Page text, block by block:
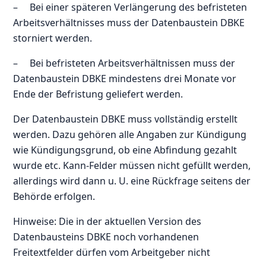
– Bei einer späteren Verlängerung des befristeten
Arbeitsverhältnisses muss der Datenbaustein DBKE
storniert werden.
– Bei befristeten Arbeitsverhältnissen muss der
Datenbaustein DBKE mindestens drei Monate vor
Ende der Befristung geliefert werden.
Der Datenbaustein DBKE muss vollständig erstellt
werden. Dazu gehören alle Angaben zur Kündigung
wie Kündigungsgrund, ob eine Abfindung gezahlt
wurde etc. Kann-Felder müssen nicht gefüllt werden,
allerdings wird dann u. U. eine Rückfrage seitens der
Behörde erfolgen.
Hinweise: Die in der aktuellen Version des
Datenbausteins DBKE noch vorhandenen
Freitextfelder dürfen vom Arbeitgeber nicht